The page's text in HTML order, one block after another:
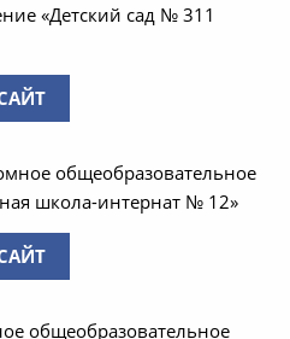
«Детский сад № 311
общеобразовательное
школа-интернат № 12»
общеобразовательное